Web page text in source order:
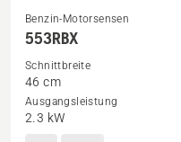
Mehr
Details
zu
anzeigen
Benzin-Motorsensen
553RBX
Schnittbreite
46 cm
Ausgangsleistung
2.3 kW